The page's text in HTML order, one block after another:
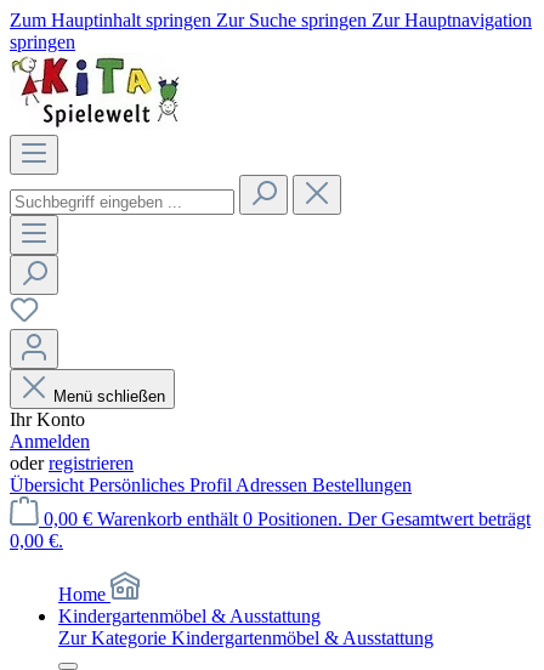
Zum Hauptinhalt springen Zur Suche springen Zur Hauptnavigation
springen
Menü schließen
Ihr Konto
Anmelden
oderregistrieren
Übersicht Persönliches Profil Adressen Bestellungen
0,00 € Warenkorb enthält 0 Positionen. Der Gesamtwert beträgt
0,00 €.
Home
Kindergartenmöbel & Ausstattung
Zur Kategorie Kindergartenmöbel & Ausstattung